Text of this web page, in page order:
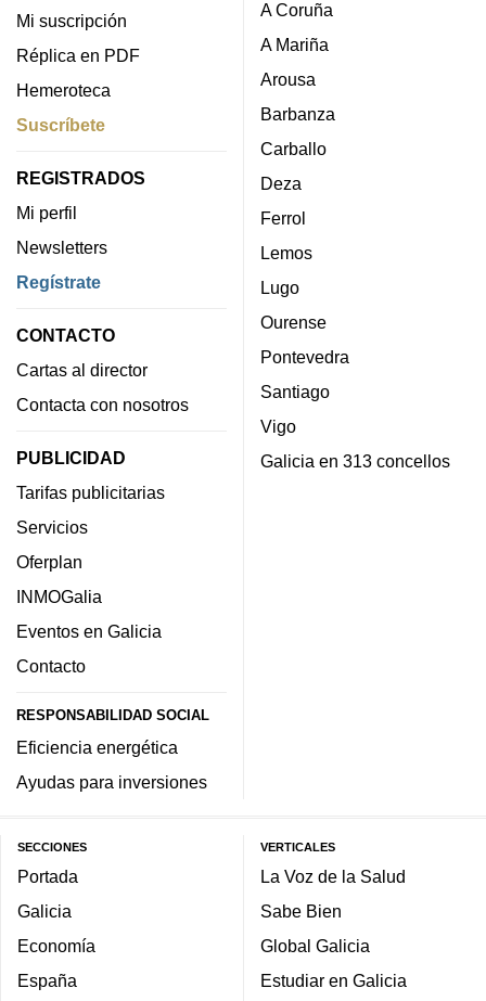
Mi suscripción
Réplica en PDF
Hemeroteca
Suscríbete
REGISTRADOS
Mi perfil
Newsletters
Regístrate
CONTACTO
Cartas al director
Contacta con nosotros
PUBLICIDAD
Tarifas publicitarias
Servicios
Oferplan
INMOGalia
Eventos en Galicia
Contacto
RESPONSABILIDAD SOCIAL
Eficiencia energética
Ayudas para inversiones
A Coruña
A Mariña
Arousa
Barbanza
Carballo
Deza
Ferrol
Lemos
Lugo
Ourense
Pontevedra
Santiago
Vigo
Galicia en 313 concellos
SECCIONES
Portada
Galicia
Economía
España
VERTICALES
La Voz de la Salud
Sabe Bien
Global Galicia
Estudiar en Galicia